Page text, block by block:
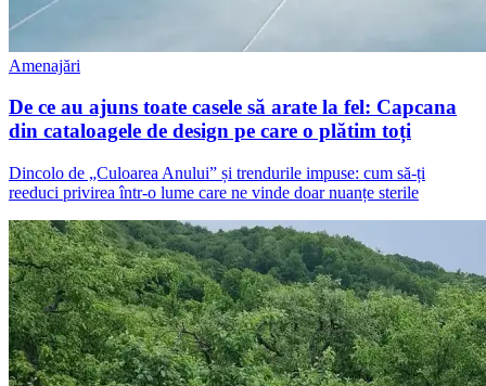
Amenajări
De ce au ajuns toate casele să arate la fel: Capcana
din cataloagele de design pe care o plătim toți
Dincolo de „Culoarea Anului” și trendurile impuse: cum să-ți
reeduci privirea într-o lume care ne vinde doar nuanțe sterile